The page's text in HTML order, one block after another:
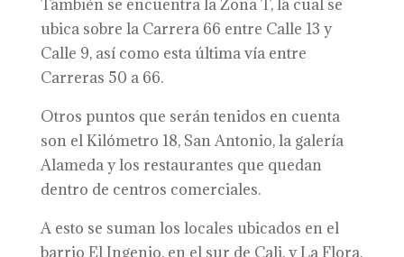
También se encuentra la Zona T, la cual se
ubica sobre la Carrera 66 entre Calle 13 y
Calle 9, así como esta última vía entre
Carreras 50 a 66.
Otros puntos que serán tenidos en cuenta
son el Kilómetro 18, San Antonio, la galería
Alameda y los restaurantes que quedan
dentro de centros comerciales.
A esto se suman los locales ubicados en el
barrio El Ingenio, en el sur de Cali, y La Flora,